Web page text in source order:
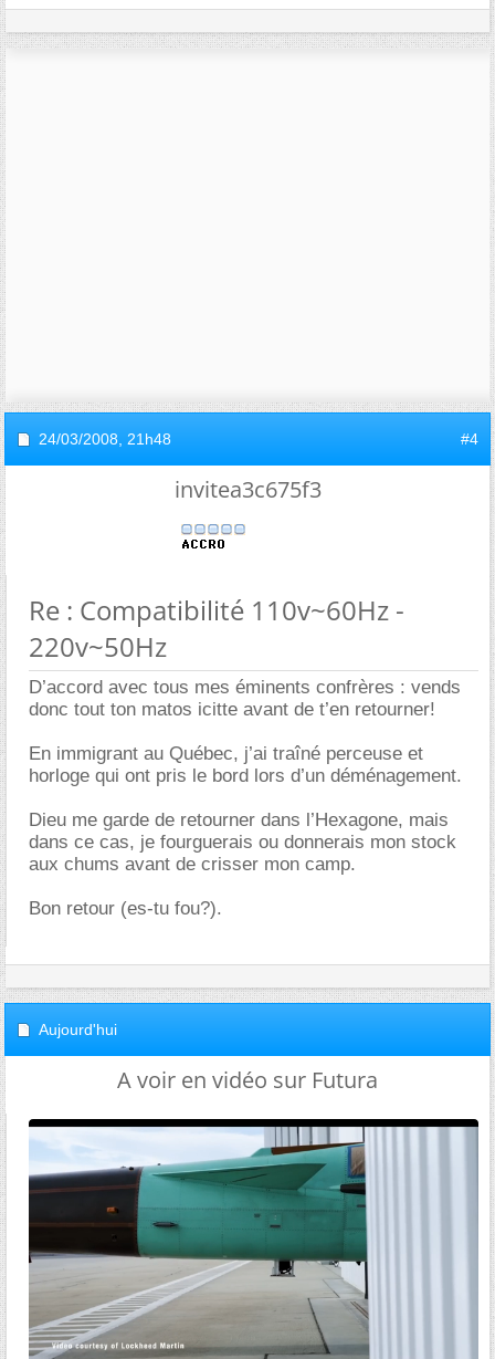
24/03/2008, 21h48 #4
invitea3c675f3
Re : Compatibilité 110v~60Hz -
220v~50Hz
D’accord avec tous mes éminents confrères : vends
donc tout ton matos icitte avant de t’en retourner!
En immigrant au Québec, j’ai traîné perceuse et
horloge qui ont pris le bord lors d’un déménagement.
Dieu me garde de retourner dans l’Hexagone, mais
dans ce cas, je fourguerais ou donnerais mon stock
aux chums avant de crisser mon camp.
Bon retour (es-tu fou?).
Aujourd'hui
A voir en vidéo sur Futura